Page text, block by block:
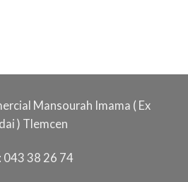
Mansourah Imama ( Ex
) Tlemcen
043 38 26 74